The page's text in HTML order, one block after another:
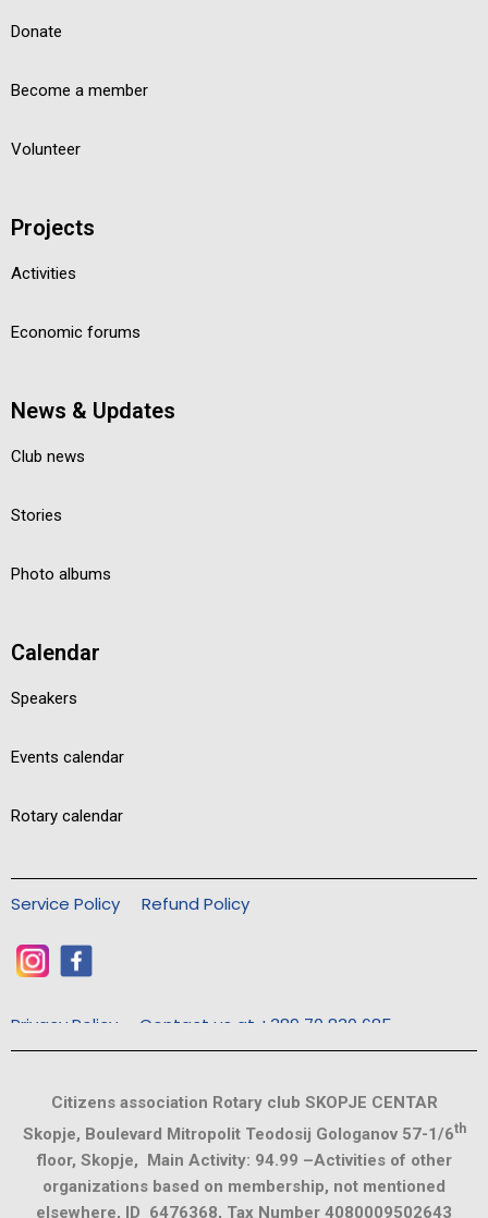
Donate
Become a member
Volunteer
Projects
Activities
Economic forums
News & Updates
Club news
Stories
Photo albums
Calendar
Speakers
Events calendar
Rotary calendar
Service Policy Refund Policy
Privacy Policy Contact us at +389 70 830 685
Citizens association Rotary club SKOPJE CENTAR
Skopje, Boulevard Mitropolit Teodosij Gologanov 57-1/6th
floor, Skopje, Main Activity: 94.99 –Activities of other
organizations based on membership, not mentioned
elsewhere, ID 6476368, Tax Number 4080009502643